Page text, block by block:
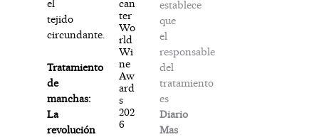
el
tejido
circundante.
Tratamiento
de
manchas:
La
revolución
can
ter
Wo
rld
Wi
ne
Aw
ard
s
202
6
establece
que
el
responsable
del
tratamiento
es
Diario
Mas